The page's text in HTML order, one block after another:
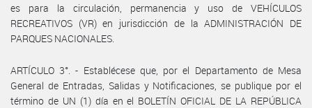
es para la circulación, permanencia y uso de VEHÍCULOS
RECREATIVOS (VR) en jurisdicción de la ADMINISTRACIÓN DE
PARQUES NACIONALES.
ARTÍCULO 3°. - Establécese que, por el Departamento de Mesa
General de Entradas, Salidas y Notificaciones, se publique por el
término de UN (1) día en el BOLETÍN OFICIAL DE LA REPÚBLICA